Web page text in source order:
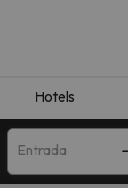
Hotels
Entrada